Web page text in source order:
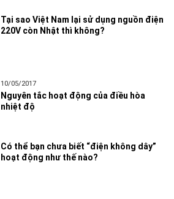
Tại sao Việt Nam lại sử dụng nguồn điện
220V còn Nhật thì không?
10/05/2017
Nguyên tắc hoạt động của điều hòa
nhiệt độ
Có thể bạn chưa biết “điện không dây”
hoạt động như thế nào?